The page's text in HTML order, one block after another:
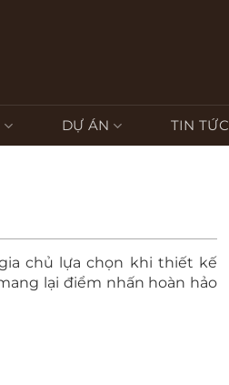
DỰ ÁN TIN TỨC
chủ lựa chọn khi thiết kế
lại điểm nhấn hoàn hảo